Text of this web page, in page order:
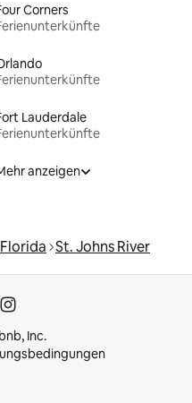
Corners
Lauderdale
anzeigen
Florida St. Johns River
Inc.